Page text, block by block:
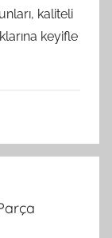
kaliteli
keyifle